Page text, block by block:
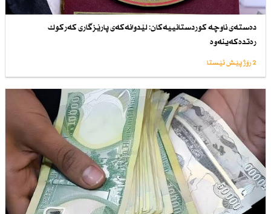
دەستەی ناوچە كوردستانییەكان: لێدوانەكەی پارێزگاری كەركوك
رەتدەكەینەوە
2 رۆژ پێش ئێستا